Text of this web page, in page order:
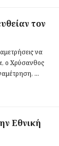
τον
να
ο Χρύσανθος
...
Εθνική